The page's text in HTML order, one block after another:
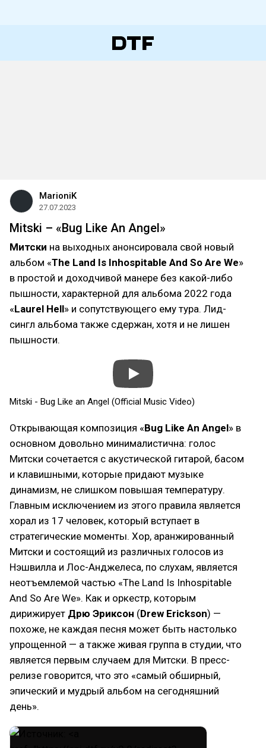
MarioniK
27.07.2023
Mitski – «Bug Like An Angel»
Митски на выходных анонсировала свой новый
альбом «The Land Is Inhospitable And So Are We»
в простой и доходчивой манере без какой-либо
пышности, характерной для альбома 2022 года
«Laurel Hell» и сопутствующего ему тура. Лид-
сингл альбома также сдержан, хотя и не лишен
пышности.
Mitski - Bug Like an Angel (Official Music Video)
Открывающая композиция «Bug Like An Angel» в
основном довольно минималистична: голос
Митски сочетается с акустической гитарой, басом
и клавишными, которые придают музыке
динамизм, не слишком повышая температуру.
Главным исключением из этого правила является
хорал из 17 человек, который вступает в
стратегические моменты. Хор, аранжированный
Митски и состоящий из различных голосов из
Нэшвилла и Лос-Анджелеса, по слухам, является
неотъемлемой частью «The Land Is Inhospitable
And So Are We». Как и оркестр, которым
дирижирует Дрю Эриксон (Drew Erickson) —
похоже, не каждая песня может быть настолько
упрощенной — а также живая группа в студии, что
является первым случаем для Митски. В пресс-
релизе говорится, что это «самый обширный,
эпический и мудрый альбом на сегодняшний
день».